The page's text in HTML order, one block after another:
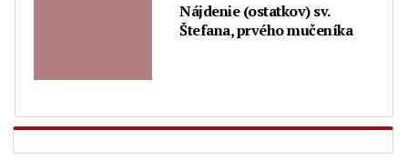
Nájdenie (ostatkov) sv.
Štefana, prvého mučeníka